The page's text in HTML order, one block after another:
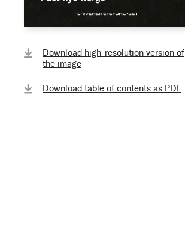
Download high-resolution version of
the image
Download table of contents as PDF